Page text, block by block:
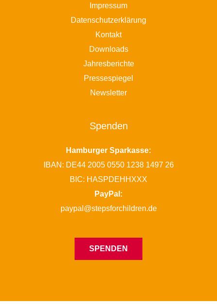
Impressum
Datenschutzerklärung
Kontakt
Downloads
Jahresberichte
Pressespiegel
Newsletter
Spenden
Hamburger Sparkasse:
IBAN: DE44 2005 0550 1238 1497 26
BIC: HASPDEHHXXX
PayPal:
paypal@stepsforchildren.de
SPENDEN